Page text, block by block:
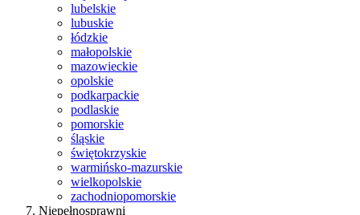
lubelskie
lubuskie
łódzkie
małopolskie
mazowieckie
opolskie
podkarpackie
podlaskie
pomorskie
śląskie
świętokrzyskie
warmińsko-mazurskie
wielkopolskie
zachodniopomorskie
Niepełnosprawni